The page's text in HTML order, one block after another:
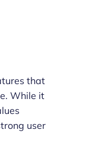
that
While it
user